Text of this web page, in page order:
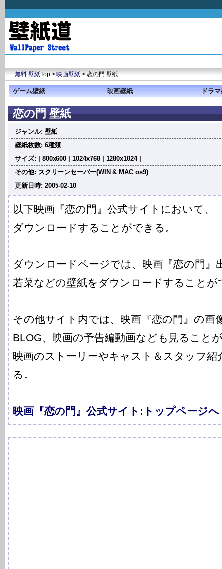
無料 壁紙Top >映画壁紙> 恋の門 壁紙
ゲーム壁紙 映画壁紙 ドラ
恋の門 壁紙
ジャンル: 壁紙
壁紙枚数: 6種類
サイズ: | 800x600 | 1024x768 | 1280x1024 |
その他: スクリーンセーバー(WIN & MAC os9)
更新日時: 2005-02-10
以下映画『恋の門』公式サイトにおいて、
ダウンロードすることができる。
ダウンロードページでは、映画『恋の門』
若菜などの壁紙をダウンロードすることが
その他サイト内では、映画『恋の門』の画
BLOG、映画の予告編動画なども見ること
映画のストーリーやキャスト＆スタッフ紹
る。
映画『恋の門』公式サイト:トップページへ